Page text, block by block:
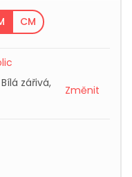
CM
zářivá,
Změnit